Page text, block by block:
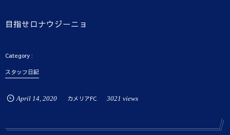
目指せロナウジーニョ
スタッフ日記
April 14, 2020 カメリアFC 3021 views